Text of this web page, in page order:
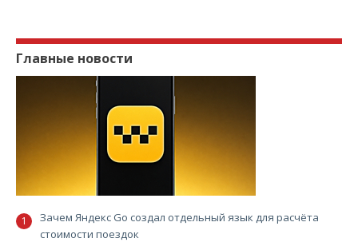
Главные новости
Зачем Яндекс Go создал отдельный язык для расчёта
стоимости поездок